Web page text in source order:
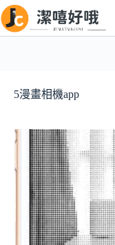
跳
至
5漫畫相機app